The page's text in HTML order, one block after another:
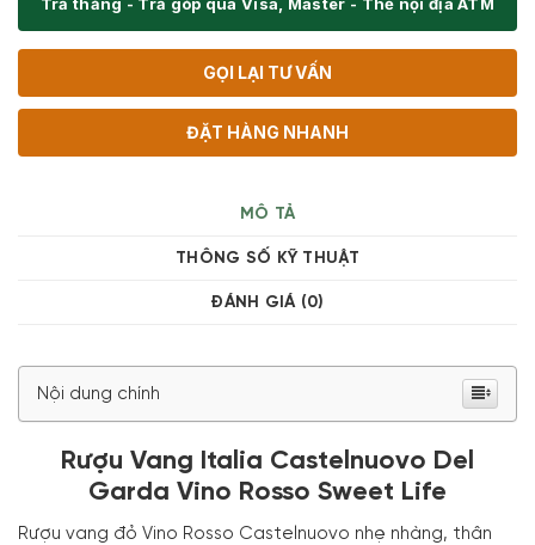
GỌI LẠI TƯ VẤN
ĐẶT HÀNG NHANH
MÔ TẢ
THÔNG SỐ KỸ THUẬT
ĐÁNH GIÁ (0)
Nội dung chính
Rượu Vang Italia Castelnuovo Del
Garda Vino Rosso Sweet Life
Rượu vang đỏ Vino Rosso Castelnuovo nhẹ nhàng, thân